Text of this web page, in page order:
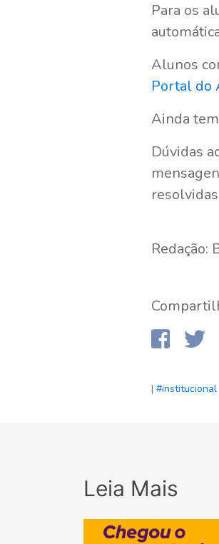
Para os
Alunos
Portal do
Ainda
Dúvidas
Redação:
| #institucional
Leia Mais